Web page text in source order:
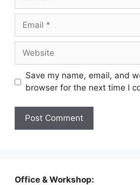
Email
Website
Save my name, email, and
browser for the next time I
Office & Workshop: